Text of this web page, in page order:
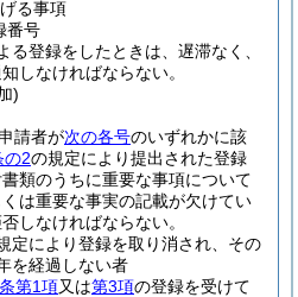
る事項
番号
る登録をしたときは、遅滞なく、
しなければならない。
)
請者が次の各号のいずれかに該
の2の規定により提出された登録
類のうちに重要な事項について
は重要な事実の記載が欠けてい
しなければならない。
定により登録を取り消され、その
を経過しない者
第1項又は第3項の登録を受けて